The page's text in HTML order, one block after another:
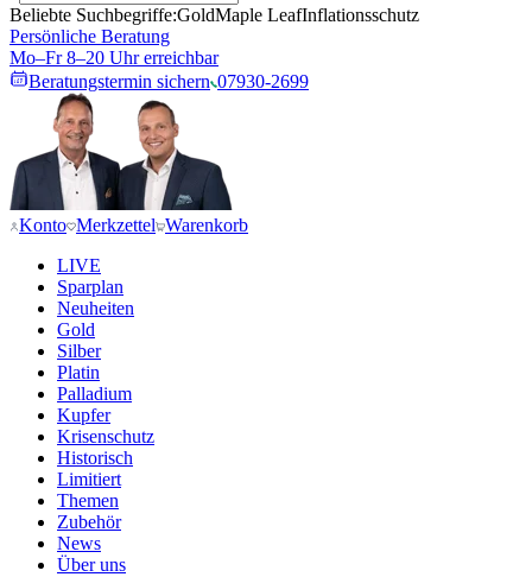
Beliebte Suchbegriffe:GoldMaple LeafInflationsschutz
Persönliche Beratung
Mo–Fr 8–20 Uhr erreichbar
Beratungstermin sichern 07930-2699
Konto Merkzettel Warenkorb
LIVE
Sparplan
Neuheiten
Gold
Silber
Platin
Palladium
Kupfer
Krisenschutz
Historisch
Limitiert
Themen
Zubehör
News
Über uns